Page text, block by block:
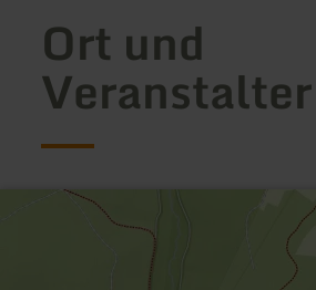
Ort und
Veranstalter